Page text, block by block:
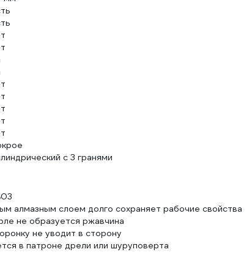
с 3 гранями
алмазным слоем долго сохраняет рабочие свойства
не образуется ржавчина
не уводит в сторону
в патроне дрели или шуруповерта